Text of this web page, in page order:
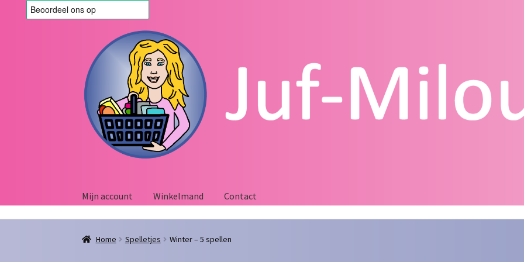
naar
navigatie
inhoud
Mijn account Winkelmand Contact
Home Afrekenen Algemene voorwaarden
Home Spelletjes Winter – 5 spellen